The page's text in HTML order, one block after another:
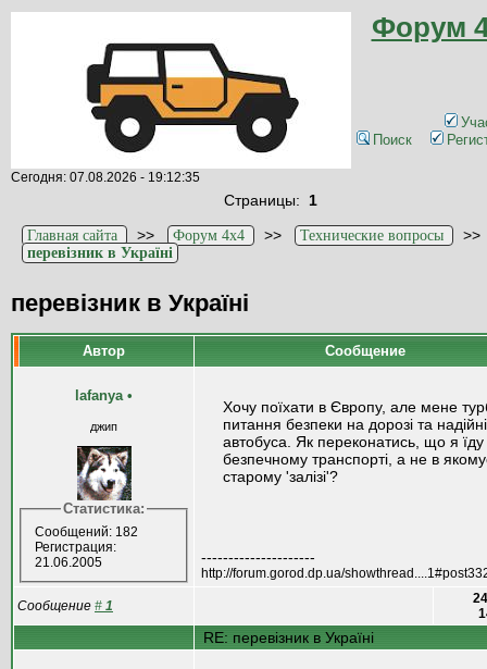
Форум
Поиск
Сегодня: 07.08.2026 - 19:12:35
Страницы: 1
Главная сайта >> Форум 4x4 >> Технические вопросы
перевізник в Україні
перевізник в Україні
Автор Сообщение
lafanya •
джип
Статистика:
Сообщений: 182
Регистрация:
21.06.2005
Хочу поїхати в Європу, але мене
питання безпеки на дорозі та
автобуса. Як переконатись, що я їду
безпечному транспорті, а не в
старому 'залізі'?
---------------------
http://forum.gorod.dp.ua/
Сообщение # 1
RE: перевізник в Україні